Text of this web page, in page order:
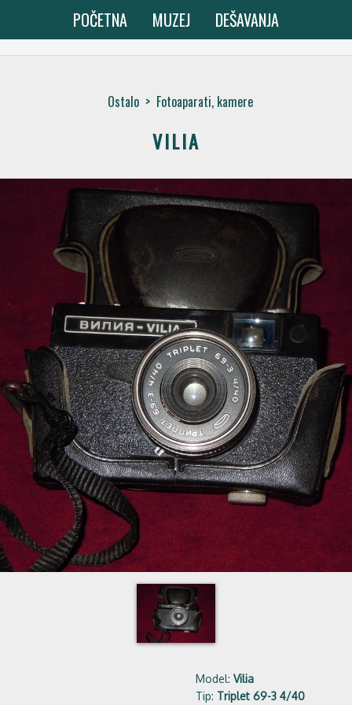
POČETNA MUZEJ DEŠAVANJA
Ostalo> Fotoaparati, kamere
VILIA
Model: Vilia
Tip: Triplet 69-3 4/40